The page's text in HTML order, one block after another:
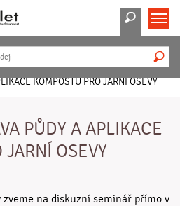
Hledat
KOMPOSTU PRO JARNÍ OSEVY
PŮDY A APLIKACE
JARNÍ OSEVY
na diskuzní seminář přímo v